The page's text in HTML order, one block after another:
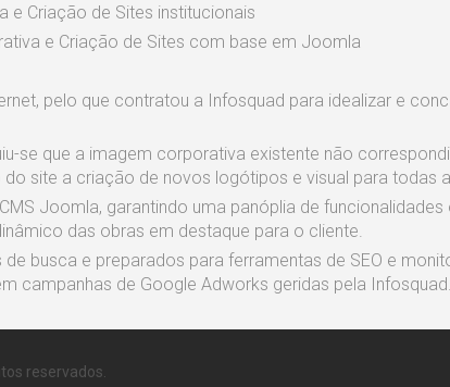
e Criação de Sites institucionais
e Criação de Sites com base em Joomla
pelo que contratou a Infosquad para idealizar e
se que a imagem corporativa existente não
site a criação de novos logótipos e visual para todas
Joomla, garantindo uma panóplia de
das obras em destaque para o cliente.
busca e preparados para ferramentas de SEO e
campanhas de Google Adworks geridas pela Infosquad.
reservados.